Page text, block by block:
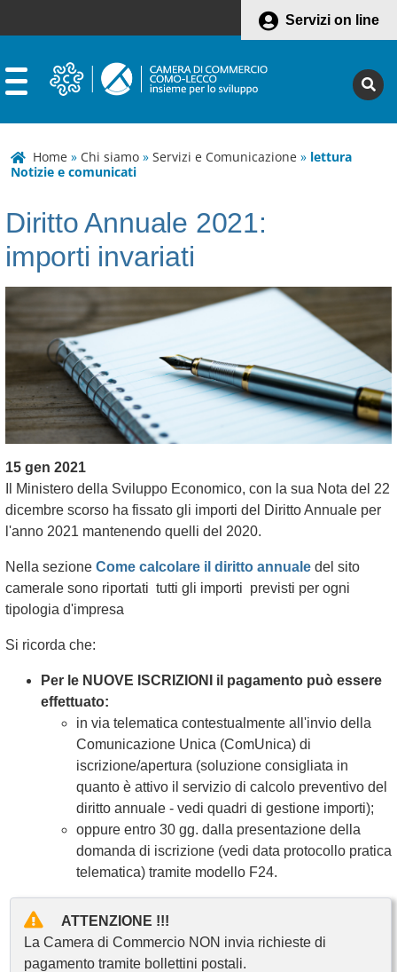
Servizi on line
Home » Chi siamo » Servizi e Comunicazione » lettura
Notizie e comunicati
Diritto Annuale 2021:
importi invariati
15 gen 2021
Il Ministero della Sviluppo Economico, con la sua Nota del 22
dicembre scorso ha fissato gli importi del Diritto Annuale per
l'anno 2021 mantenendo quelli del 2020.
Nella sezione Come calcolare il diritto annuale del sito
camerale sono riportati tutti gli importi previsti per ogni
tipologia d'impresa
Si ricorda che:
Per le NUOVE ISCRIZIONI il pagamento può essere
effettuato:
in via telematica contestualmente all'invio della
Comunicazione Unica (ComUnica) di
iscrizione/apertura (soluzione consigliata in
quanto è attivo il servizio di calcolo preventivo del
diritto annuale - vedi quadri di gestione importi);
oppure entro 30 gg. dalla presentazione della
domanda di iscrizione (vedi data protocollo pratica
telematica) tramite modello F24.
ATTENZIONE !!!
La Camera di Commercio NON invia richieste di
pagamento tramite bollettini postali.